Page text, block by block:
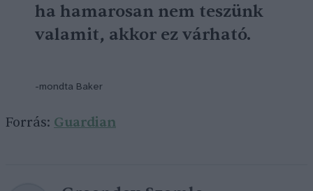
ha hamarosan nem teszünk
valamit, akkor ez várható.
-mondta Baker
Forrás: Guardian